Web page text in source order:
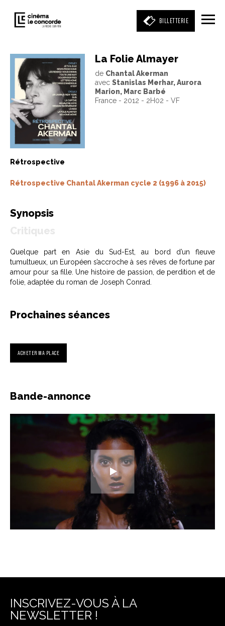
BILLETTERIE
Entrez votre mot clé
(film, réalisateur, acteur, événement)
La Folie Almayer
de Chantal Akerman
avec Stanislas Merhar, Aurora
Marion, Marc Barbé
France - 2012 - 2H02 - VF
Rétrospective
Rétrospective Chantal Akerman cycle 2 (1996 à 2015)
Synopsis
Quelque part en Asie du Sud-Est, au bord d’un fleuve
tumultueux, un Européen s’accroche à ses rêves de fortune par
amour pour sa fille. Une histoire de passion, de perdition et de
folie, adaptée du roman de Joseph Conrad.
Prochaines séances
ACHETER MA PLACE
Bande-annonce
INSCRIVEZ-VOUS À LA
NEWSLETTER !